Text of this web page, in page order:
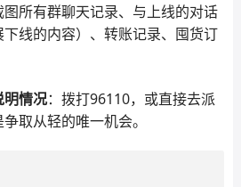
图所有群聊天记录、与上线的对话
下线的内容）、转账记录、囤货订
明情况：拨打96110，或直接去派
取从轻的唯一机会。